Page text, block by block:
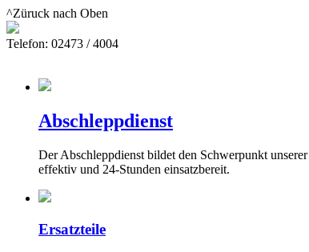
^Züruck nach Oben
Telefon: 02473 / 4004
Abschleppdienst
Der Abschleppdienst bildet den Schwerpunkt
effektiv und 24-Stunden einsatzbereit.
Ersatzteile